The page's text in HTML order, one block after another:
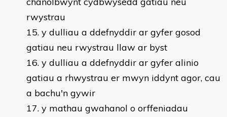
rwystrau
y dulliau a ddefnyddir ar gyfer gosod
gatiau neu rwystrau llaw ar byst
y dulliau a ddefnyddir ar gyfer alinio
gatiau a rhwystrau er mwyn iddynt agor, cau
a bachu'n gywir
y mathau gwahanol o orffeniadau